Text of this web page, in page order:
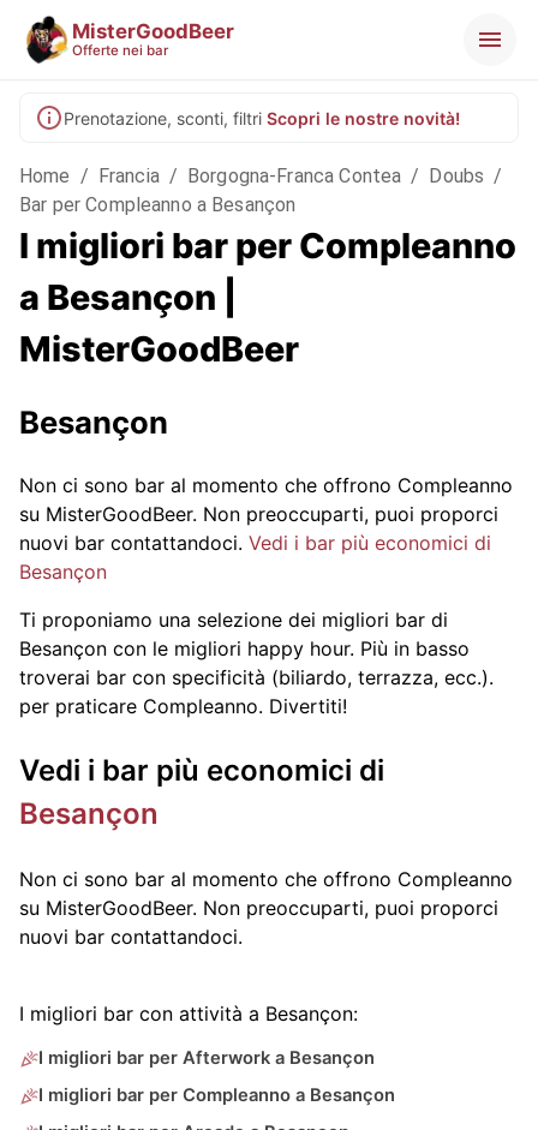
MisterGoodBeer
Offerte nei bar
Prenotazione, sconti, filtri Scopri le nostre novità!
Home / Francia / Borgogna-Franca Contea / Doubs /
Bar per Compleanno a Besançon
I migliori bar per Compleanno
a Besançon |
MisterGoodBeer
Besançon
Non ci sono bar al momento che offrono Compleanno
su MisterGoodBeer. Non preoccuparti, puoi proporci
nuovi bar contattandoci. Vedi i bar più economici di
Besançon
Ti proponiamo una selezione dei migliori bar di
Besançon con le migliori happy hour. Più in basso
troverai bar con specificità (biliardo, terrazza, ecc.).
per praticare Compleanno. Divertiti!
Vedi i bar più economici di
Besançon
Non ci sono bar al momento che offrono Compleanno
su MisterGoodBeer. Non preoccuparti, puoi proporci
nuovi bar contattandoci.
I migliori bar con attività a Besançon:
I migliori bar per Afterwork a Besançon
I migliori bar per Compleanno a Besançon